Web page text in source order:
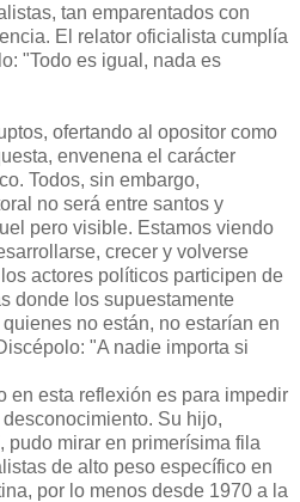
tan emparentados con
El relator oficialista cumplía
"Todo es igual, nada es
ofertando al opositor como
envenena el carácter
Todos, sin embargo,
no será entre santos y
pero visible. Estamos viendo
crecer y volverse
actores políticos participen de
donde los supuestamente
no están, no estarían en
"A nadie importa si
en esta reflexión es para impedir
Su hijo,
pudo mirar en primerísima fila
de alto peso específico en
por lo menos desde 1970 a la